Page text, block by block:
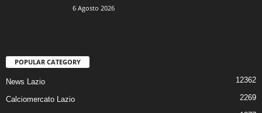
6 Agosto 2026
POPULAR CATEGORY
News Lazio 12362
Calciomercato Lazio 2269